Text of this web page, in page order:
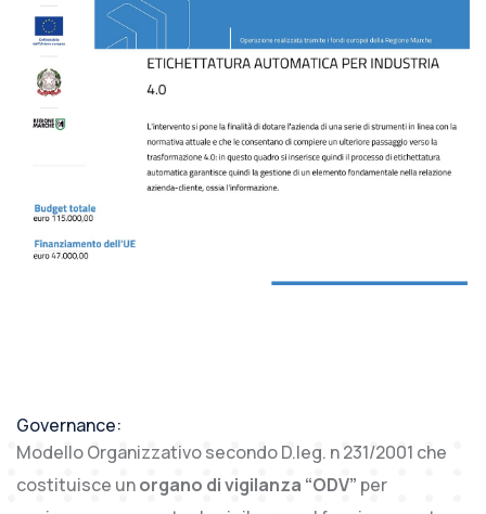
Governance:
Modello Organizzativo secondo D.leg. n 231/2001 che
costituisce unorgano di vigilanza “ODV” per